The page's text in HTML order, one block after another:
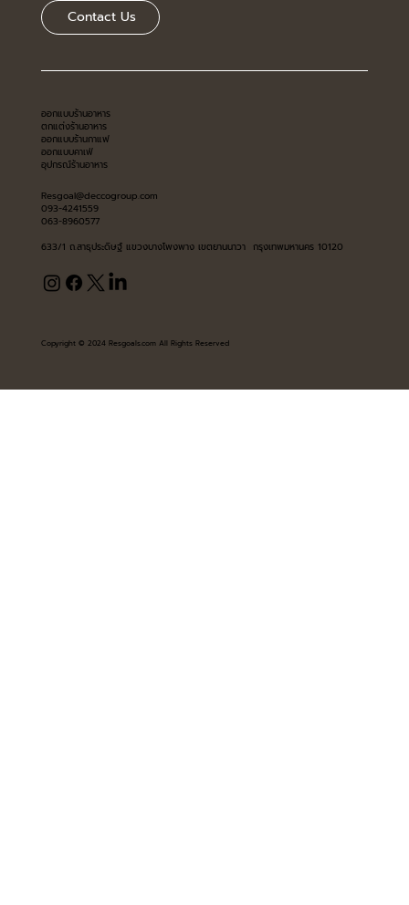
Contact Us
Resgoal@deccogroup.com
093-4241559
063-8960577
633/1 ถ.สาธุประดิษฐ์ แขวงบางโพงพาง เขตยานนาวา กรุงเทพมหานคร 10120
ออกแบบร้านอาหาร
ตกแต่งร้านอาหาร
ออกแบบร้านกาแฟ
ออกแบบคาเฟ่
อุปกรณ์ร้านอาหาร
Copyright © 2024 Resgoals.com All Rights Reserved